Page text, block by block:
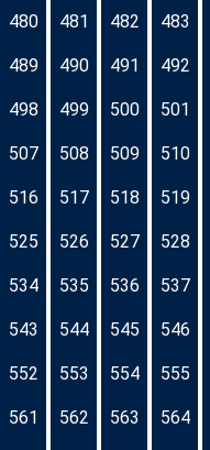
480 481 482 483
489 490 491 492
498 499 500 501
507 508 509 510
516 517 518 519
525 526 527 528
534 535 536 537
543 544 545 546
552 553 554 555
561 562 563 564